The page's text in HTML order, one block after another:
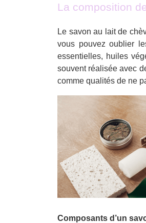
La composition
Le savon au lait de
vous pouvez oublier
essentielles, huiles
souvent réalisée avec
comme qualités de ne
Composants d’un